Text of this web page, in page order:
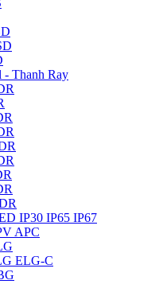
Thanh Ray
IP30 IP65 IP67
APC
ELG-C